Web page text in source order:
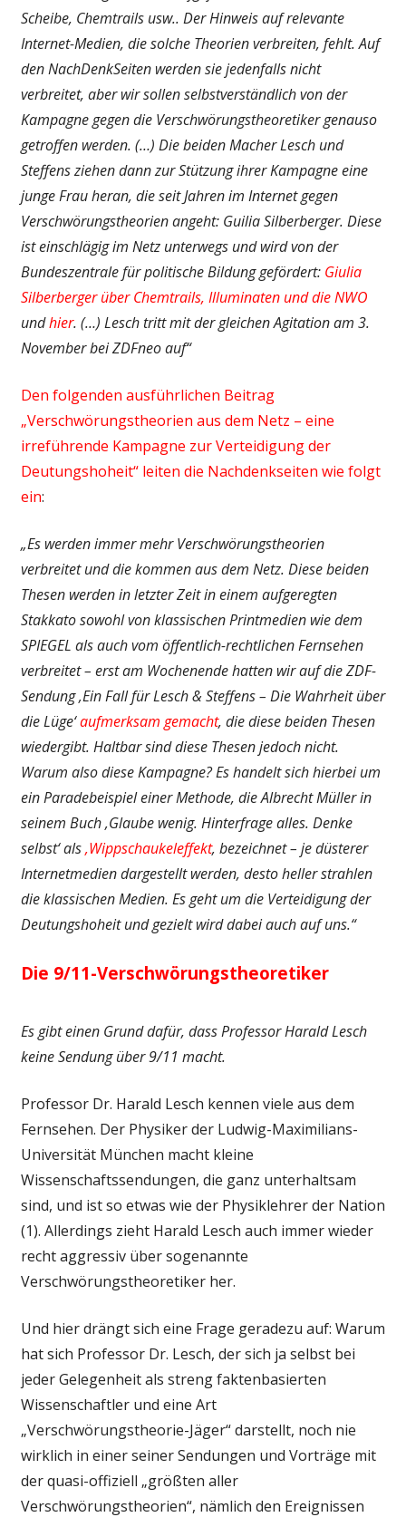
Scheibe, Chemtrails usw.. Der Hinweis auf relevante
Internet-Medien, die solche Theorien verbreiten, fehlt. Auf
den NachDenkSeiten werden sie jedenfalls nicht
verbreitet, aber wir sollen selbstverständlich von der
Kampagne gegen die Verschwörungstheoretiker genauso
getroffen werden. (…) Die beiden Macher Lesch und
Steffens ziehen dann zur Stützung ihrer Kampagne eine
junge Frau heran, die seit Jahren im Internet gegen
Verschwörungstheorien angeht: Guilia Silberberger. Diese
ist einschlägig im Netz unterwegs und wird von der
Bundeszentrale für politische Bildung gefördert: Giulia
Silberberger über Chemtrails, Illuminaten und die NWO
undhier. (…) Lesch tritt mit der gleichen Agitation am 3.
November bei ZDFneo auf“
Den folgenden ausführlichen Beitrag
„Verschwörungstheorien aus dem Netz – eine
irreführende Kampagne zur Verteidigung der
Deutungshoheit“ leiten die Nachdenkseiten wie folgt
ein:
„Es werden immer mehr Verschwörungstheorien
verbreitet und die kommen aus dem Netz. Diese beiden
Thesen werden in letzter Zeit in einem aufgeregten
Stakkato sowohl von klassischen Printmedien wie dem
SPIEGEL als auch vom öffentlich-rechtlichen Fernsehen
verbreitet – erst am Wochenende hatten wir auf die ZDF-
Sendung ‚Ein Fall für Lesch & Steffens – Die Wahrheit über
die Lüge‘aufmerksam gemacht, die diese beiden Thesen
wiedergibt. Haltbar sind diese Thesen jedoch nicht.
Warum also diese Kampagne? Es handelt sich hierbei um
ein Paradebeispiel einer Methode, die Albrecht Müller in
seinem Buch ‚Glaube wenig. Hinterfrage alles. Denke
selbst‘ als‚Wippschaukeleffekt‚ bezeichnet – je düsterer
Internetmedien dargestellt werden, desto heller strahlen
die klassischen Medien. Es geht um die Verteidigung der
Deutungshoheit und gezielt wird dabei auch auf uns.“
Die 9/11-Verschwörungstheoretiker
Es gibt einen Grund dafür, dass Professor Harald Lesch
keine Sendung über 9/11 macht.
Professor Dr. Harald Lesch kennen viele aus dem
Fernsehen. Der Physiker der Ludwig-Maximilians-
Universität München macht kleine
Wissenschaftssendungen, die ganz unterhaltsam
sind, und ist so etwas wie der Physiklehrer der Nation
(1). Allerdings zieht Harald Lesch auch immer wieder
recht aggressiv über sogenannte
Verschwörungstheoretiker her.
Und hier drängt sich eine Frage geradezu auf: Warum
hat sich Professor Dr. Lesch, der sich ja selbst bei
jeder Gelegenheit als streng faktenbasierten
Wissenschaftler und eine Art
„Verschwörungstheorie-Jäger“ darstellt, noch nie
wirklich in einer seiner Sendungen und Vorträge mit
der quasi-offiziell „größten aller
Verschwörungstheorien“, nämlich den Ereignissen